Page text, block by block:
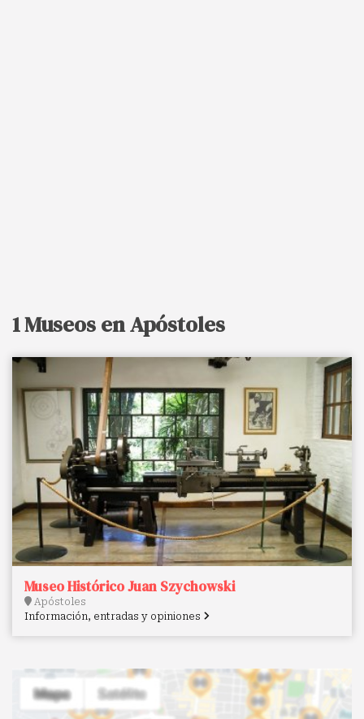
1 Museos en Apóstoles
Museo Histórico Juan Szychowski
Apóstoles
Información, entradas y opiniones